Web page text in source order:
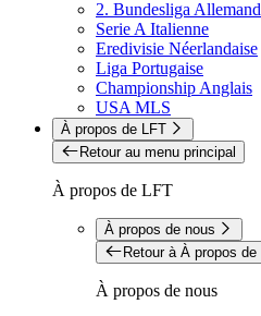
2. Bundesliga
Serie A Italienne
Eredivisie Néerlandaise
Liga Portugaise
Championship Anglais
USA MLS
À propos de LFT
Retour au menu principal
À propos de LFT
À propos de nous
Retour à À propos de
À propos de nous